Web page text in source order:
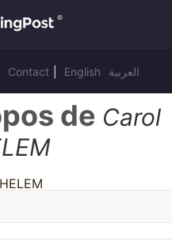
Contact English العربية
de Carol